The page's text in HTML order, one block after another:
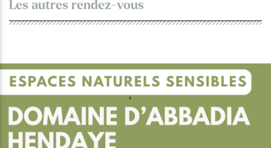
Les autres rendez-vous